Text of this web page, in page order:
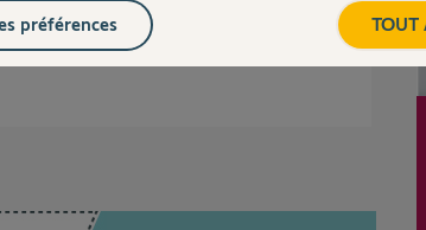
TOUT
préférences